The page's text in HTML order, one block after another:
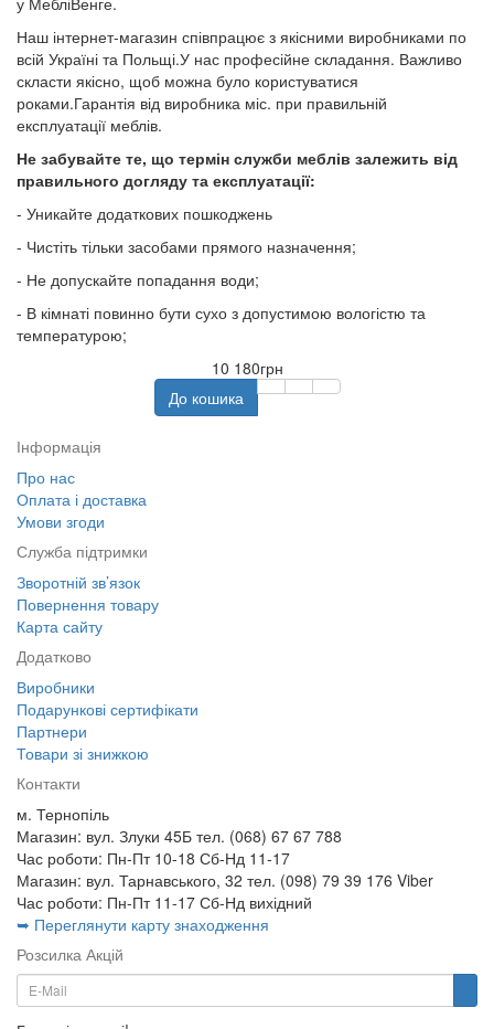
Наш інтернет-магазин співпрацює з якісними виробниками по
всій Україні та Польщі.У нас професійне складання. Важливо
скласти якісно, щоб можна було користуватися
роками.Гарантія від виробника міс. при правильній
експлуатації меблів.
Не забувайте те, що термін служби меблів залежить від
правильного догляду та експлуатації:
- Уникайте додаткових пошкоджень
- Чистіть тільки засобами прямого назначення;
- Не допускайте попадання води;
- В кімнаті повинно бути сухо з допустимою вологістю та
температурою;
10 180грн
До кошика
Інформація
Про нас
Оплата і доставка
Умови згоди
Служба підтримки
Зворотній зв’язок
Повернення товару
Карта сайту
Додатково
Виробники
Подарункові сертифікати
Партнери
Товари зі знижкою
Контакти
м. Тернопіль
Магазин: вул. Злуки 45Б тел. (068) 67 67 788
Час роботи: Пн-Пт 10-18 Сб-Нд 11-17
Магазин: вул. Тарнавського, 32 тел. (098) 79 39 176 Viber
Час роботи: Пн-Пт 11-17 Сб-Нд вихідний
➥ Переглянути карту знаходження
Розсилка Акцій